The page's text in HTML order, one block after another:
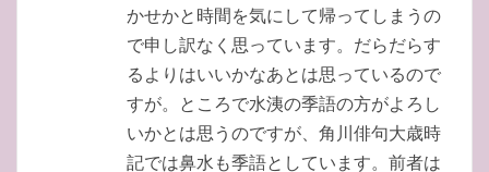
かせかと時間を気にして帰ってしまうの
で申し訳なく思っています。だらだらす
るよりはいいかなあとは思っているので
すが。ところで水洟の季語の方がよろし
いかとは思うのですが、角川俳句大歳時
記では鼻水も季語としています。前者は